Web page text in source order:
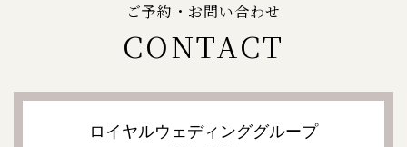
ご予約・お問い合わせ
CONTACT
ロイヤルウェディンググループ